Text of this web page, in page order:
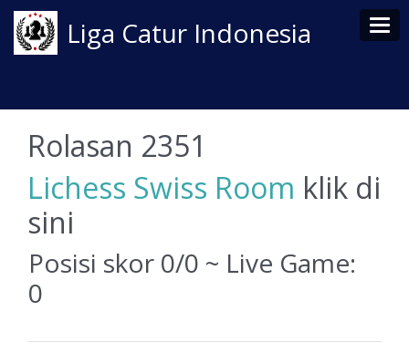
Liga Catur Indonesia
Rolasan 2351
Lichess Swiss Room klik di
sini
Posisi skor 0/0 ~ Live Game:
0